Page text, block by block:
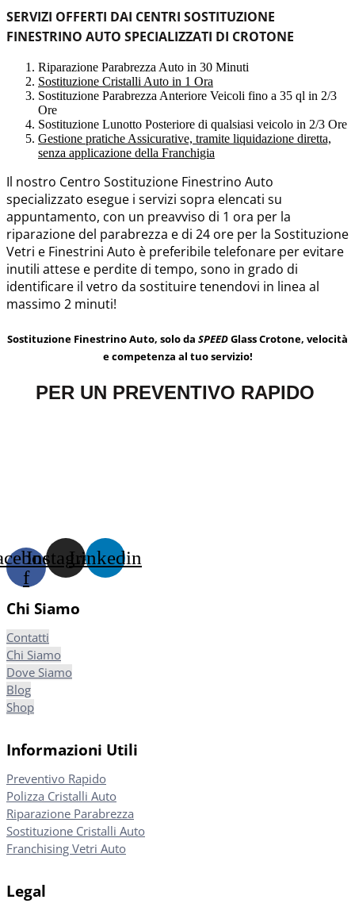
SERVIZI OFFERTI DAI CENTRI SOSTITUZIONE
FINESTRINO AUTO SPECIALIZZATI DI CROTONE
Riparazione Parabrezza Auto in 30 Minuti
Sostituzione Cristalli Auto in 1 Ora
Sostituzione Parabrezza Anteriore Veicoli fino a 35 ql in 2/3
Ore
Sostituzione Lunotto Posteriore di qualsiasi veicolo in 2/3 Ore
Gestione pratiche Assicurative, tramite liquidazione diretta,
senza applicazione della Franchigia
Il nostro Centro Sostituzione Finestrino Auto
specializzato esegue i servizi sopra elencati su
appuntamento, con un preavviso di 1 ora per la
riparazione del parabrezza e di 24 ore per la Sostituzione
Vetri e Finestrini Auto è preferibile telefonare per evitare
inutili attese e perdite di tempo, sono in grado di
identificare il vetro da sostituire tenendovi in linea al
massimo 2 minuti!
Sostituzione Finestrino Auto, solo da SPEEDGlass Crotone, velocità
e competenza al tuo servizio!
PER UN PREVENTIVO RAPIDO
f
InstagramLinkedin
Chi Siamo
Contatti
Chi Siamo
Dove Siamo
Blog
Shop
Informazioni Utili
Preventivo Rapido
Polizza Cristalli Auto
Riparazione Parabrezza
Sostituzione Cristalli Auto
Franchising Vetri Auto
Legal